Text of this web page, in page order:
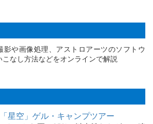
影や画像処理、アストロアーツのソフトウ
こなし方法などをオンラインで解説
星空」ゲル・キャンプツアー